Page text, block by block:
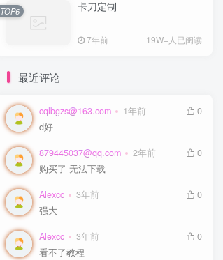
卡刀定制
7年前 19W+人已阅读
TOP6
最近评论
cqlbgzs@163.com 1年前
0
d好
879445037@qq.com 2年前
0
购买了 无法下载
Alexcc 3年前
0
强大
Alexcc 3年前
0
看不了教程